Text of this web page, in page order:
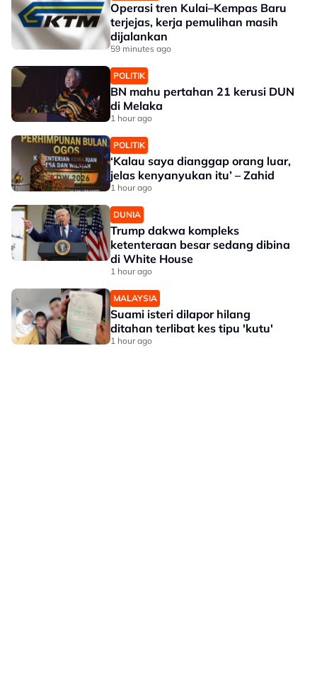
Operasi tren Kulai–Kempas Baru
terjejas, kerja pemulihan masih
dijalankan
59 minutes ago
POLITIK
BN mahu pertahan 21 kerusi DUN
di Melaka
1 hour ago
POLITIK
‘Kalau saya dianggap orang luar,
jelas kenyanyukan itu’ – Zahid
1 hour ago
DUNIA
Trump dakwa kompleks
ketenteraan besar sedang dibina
di White House
1 hour ago
MALAYSIA
Suami isteri dilapor hilang
ditahan terlibat kes tipu 'kutu'
1 hour ago